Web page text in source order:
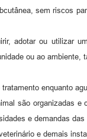
sem riscos
adotar ou utilizar
ou ao
enquanto
são organizadas
e demandas das
e demais